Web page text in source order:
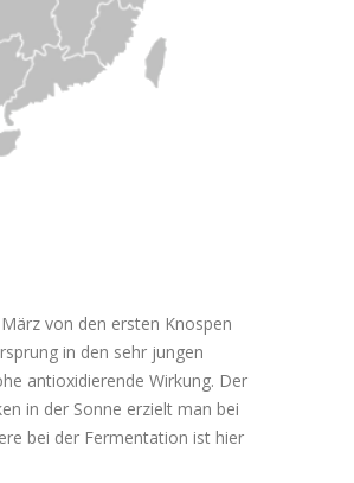
von den ersten Knospen
in den sehr jungen
antioxidierende Wirkung. Der
in der Sonne erzielt man bei
bei der Fermentation ist hier